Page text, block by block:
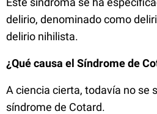
delirio, denominado como
delirio nihilista.
¿Qué causa el Síndrome de
A ciencia cierta, todavía no se
síndrome de Cotard.